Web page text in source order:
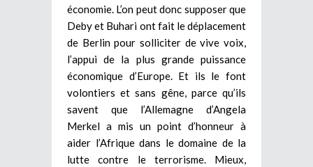
économie. L’on peut donc supposer que
Deby et Buhari ont fait le déplacement
de Berlin pour solliciter de vive voix,
l’appui de la plus grande puissance
économique d’Europe. Et ils le font
volontiers et sans gêne, parce qu’ils
savent que l’Allemagne d’Angela
Merkel a mis un point d’honneur à
aider l’Afrique dans le domaine de la
lutte contre le terrorisme. Mieux,